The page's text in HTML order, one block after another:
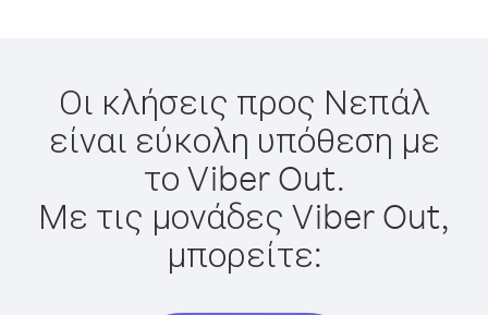
Οι κλήσεις προς Νεπάλ
είναι εύκολη υπόθεση με
το Viber Out.
Με τις μονάδες Viber Out,
μπορείτε: